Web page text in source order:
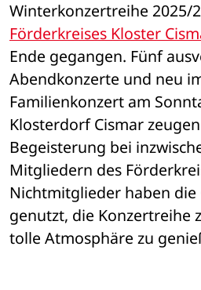
Förderkreises Kloster
Ende gegangen. Fünf
Abendkonzerte und neu
Familienkonzert am
Klosterdorf Cismar
Begeisterung bei
Mitgliedern des
Nichtmitglieder haben die
genutzt, die Konzertreihe
tolle Atmosphäre zu